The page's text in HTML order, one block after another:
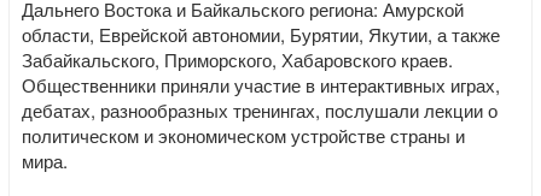
Дальнего Востока и Байкальского региона: Амурской
области, Еврейской автономии, Бурятии, Якутии, а также
Забайкальского, Приморского, Хабаровского краев.
Общественники приняли участие в интерактивных играх,
дебатах, разнообразных тренингах, послушали лекции о
политическом и экономическом устройстве страны и
мира.